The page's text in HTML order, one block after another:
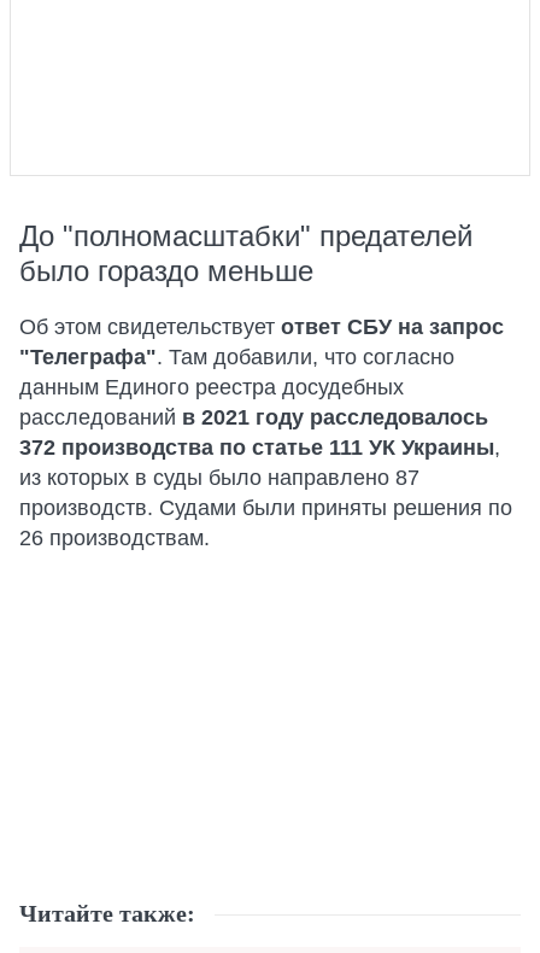
До "полномасштабки" предателей
было гораздо меньше
Об этом свидетельствует ответ СБУ на запрос
"Телеграфа". Там добавили, что согласно
данным Единого реестра досудебных
расследований в 2021 году расследовалось
372 производства по статье 111 УК Украины,
из которых в суды было направлено 87
производств. Судами были приняты решения по
26 производствам.
Читайте также: